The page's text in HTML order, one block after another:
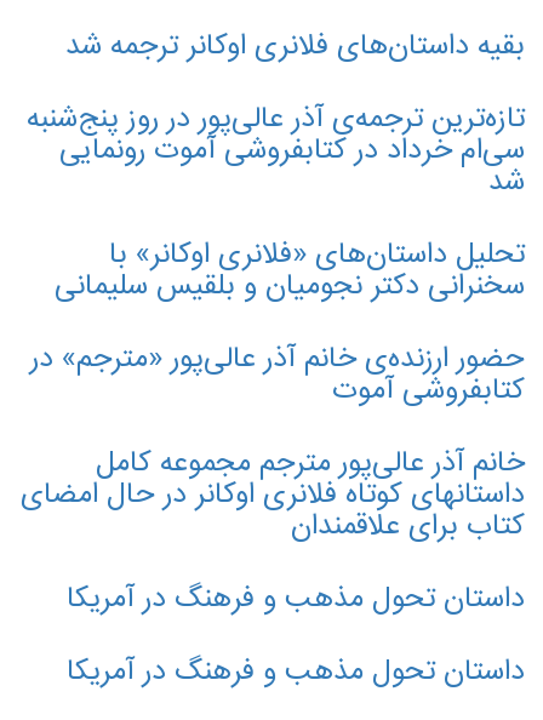
بقیه داستان‌های فلانری اوکانر ترجمه شد
تازه‌ترین ترجمه‌ی آذر عالی‌پور در روز پنج‌شنبه
سی‌ام خرداد در کتابفروشی آموت رونمایی
شد
تحلیل داستان‌های «فلانری اوکانر» با
سخنرانی دکتر نجومیان و بلقیس سلیمانی
حضور ارزنده‌ی خانم آذر عالی‌پور «مترجم» در
کتابفروشی آموت
خانم آذر عالی‌پور مترجم مجموعه کامل
داستانهای کوتاه فلانری اوکانر در حال امضای
کتاب برای علاقمندان
داستان تحول مذهب و فرهنگ در آمريكا
داستان تحول مذهب و فرهنگ در آمريكا